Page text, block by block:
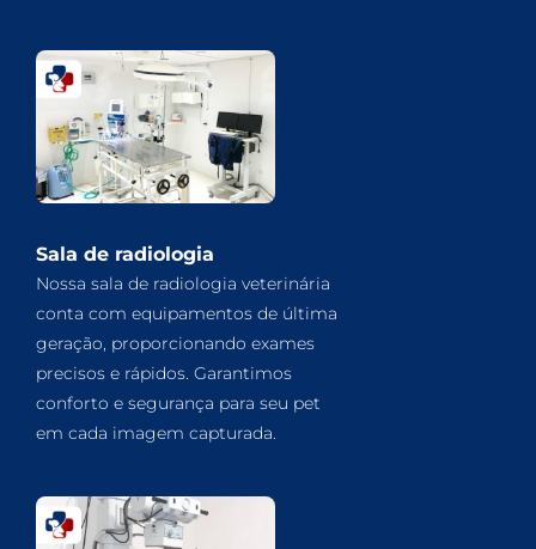
Sala de radiologia
Nossa sala de radiologia veterinária
conta com equipamentos de última
geração, proporcionando exames
precisos e rápidos. Garantimos
conforto e segurança para seu pet
em cada imagem capturada.